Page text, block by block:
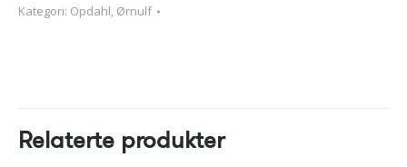
Kategori: Opdahl, Ørnulf
Relaterte produkter